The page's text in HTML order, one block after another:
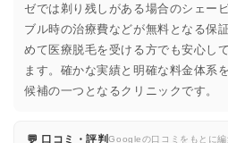
ゼでは剃り残しがある場合のシェー
ブル時の治療費などが無料となる保
めて医療脱毛を受ける方でも安心し
ます。確かな実績と明確な料金体系
候補の一つとなるクリニックです。
💬 口コミ・評判Googleの口コミをもとに編